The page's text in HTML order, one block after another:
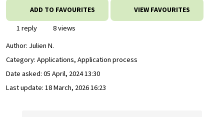
ADD TO FAVOURITES VIEW FAVOURITES
1 reply
8 views
Author: Julien N.
Category: Applications, Application process
Date asked: 05 April, 2024 13:30
Last update: 18 March, 2026 16:23